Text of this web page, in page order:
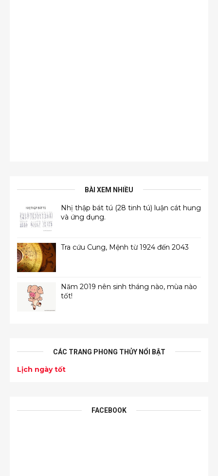
BÀI XEM NHIỀU
Nhị thập bát tú (28 tinh tú) luận cát hung
và ứng dụng.
Tra cứu Cung, Mệnh từ 1924 đến 2043
Năm 2019 nên sinh tháng nào, mùa nào
tốt!
CÁC TRANG PHONG THỦY NỔI BẬT
Lịch ngày tốt
FACEBOOK